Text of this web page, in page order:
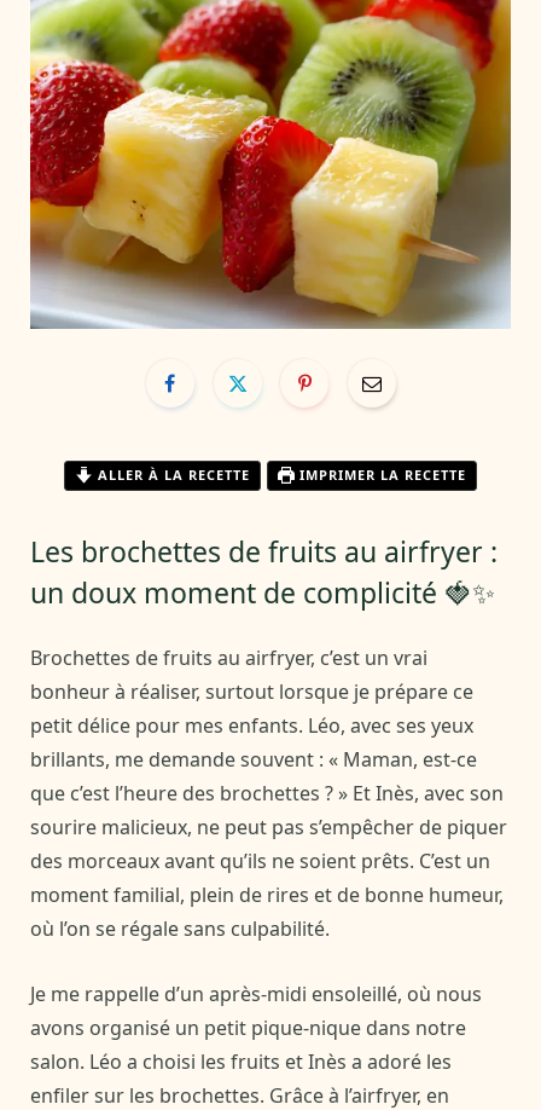
ALLER À LA RECETTE IMPRIMER LA RECETTE
Les brochettes de fruits au airfryer :
un doux moment de complicité 🍓✨
Brochettes de fruits au airfryer, c’est un vrai
bonheur à réaliser, surtout lorsque je prépare ce
petit délice pour mes enfants. Léo, avec ses yeux
brillants, me demande souvent : « Maman, est-ce
que c’est l’heure des brochettes ? » Et Inès, avec son
sourire malicieux, ne peut pas s’empêcher de piquer
des morceaux avant qu’ils ne soient prêts. C’est un
moment familial, plein de rires et de bonne humeur,
où l’on se régale sans culpabilité.
Je me rappelle d’un après-midi ensoleillé, où nous
avons organisé un petit pique-nique dans notre
salon. Léo a choisi les fruits et Inès a adoré les
enfiler sur les brochettes. Grâce à l’airfryer, en